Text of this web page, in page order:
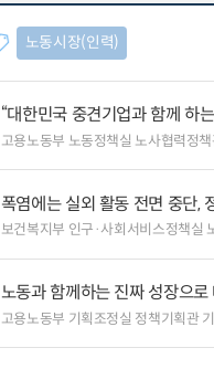
노동시장(인력)
“대한민국 중견기업과 함께 하
고용노동부 노동정책실 노사협력정
폭염에는 실외 활동 전면 중단,
보건복지부 인구·사회서비스정책실
노동과 함께하는 진짜 성장으
고용노동부 기획조정실 정책기획관